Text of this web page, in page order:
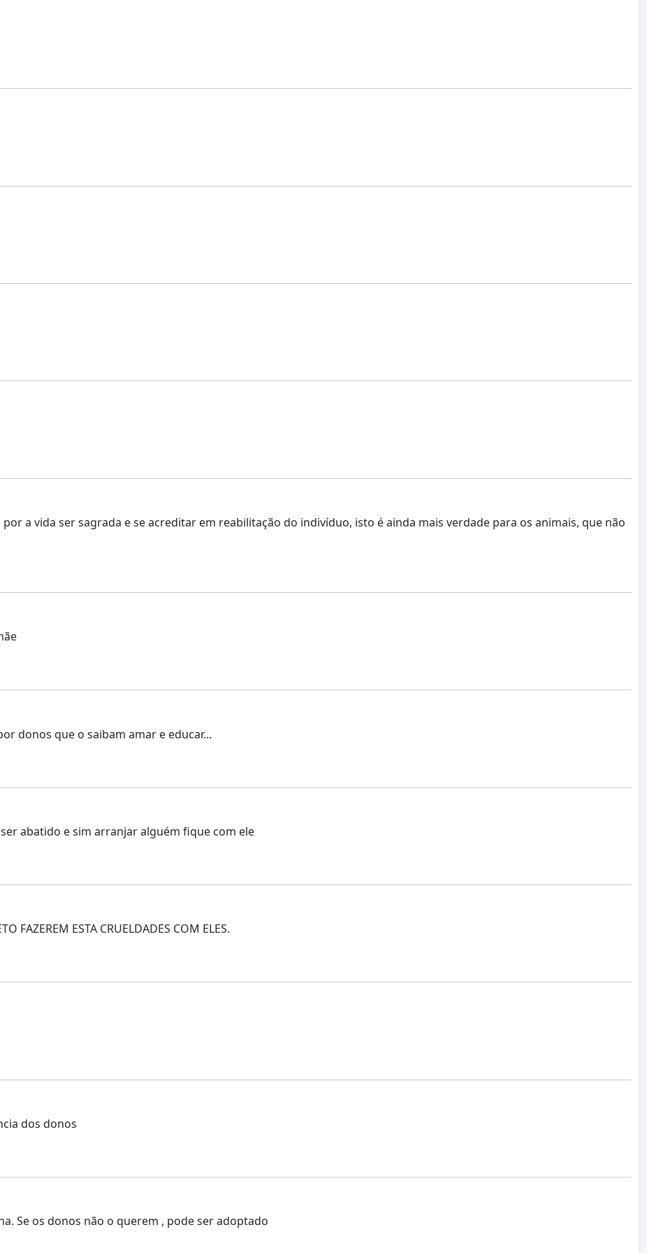
a vida ser sagrada e se acreditar em reabilitação do indivíduo, isto é ainda mais verdade para os animais, que não
donos que o saibam amar e educar...
abatido e sim arranjar alguém fique com ele
FAZEREM ESTA CRUELDADES COM ELES.
dos donos
Se os donos não o querem , pode ser adoptado